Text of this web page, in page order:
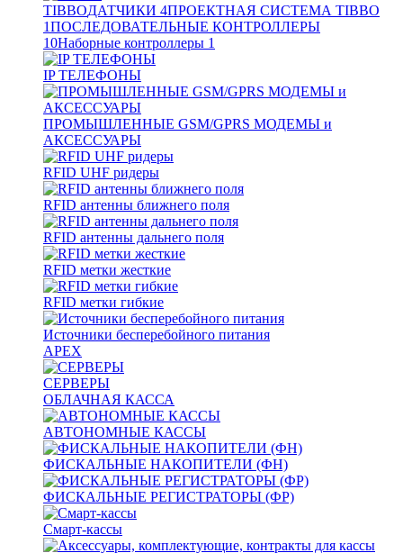
TIBBOДАТЧИКИ 4ПРОЕКТНАЯ СИСТЕМА TIBBO
1ПОСЛЕДОВАТЕЛЬНЫЕ КОНТРОЛЛЕРЫ
10Наборные контроллеры 1
IP ТЕЛЕФОНЫ
ПРОМЫШЛЕННЫЕ GSM/GPRS МОДЕМЫ и
АКСЕССУАРЫ
RFID UHF ридеры
RFID антенны ближнего поля
RFID антенны дальнего поля
RFID метки жесткие
RFID метки гибкие
Источники бесперебойного питания
APEX
СЕРВЕРЫ
ОБЛАЧНАЯ КАССА
АВТОНОМНЫЕ КАССЫ
ФИСКАЛЬНЫЕ НАКОПИТЕЛИ (ФН)
ФИСКАЛЬНЫЕ РЕГИСТРАТОРЫ (ФР)
Смарт-кассы